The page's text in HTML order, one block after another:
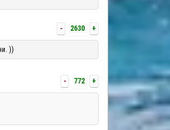
- 2630 +
))
- 772 +